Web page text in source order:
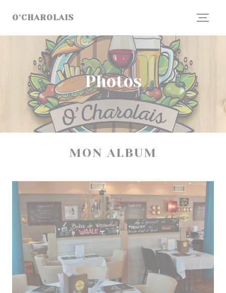
O'CHAROLAIS
Photos
MON ALBUM